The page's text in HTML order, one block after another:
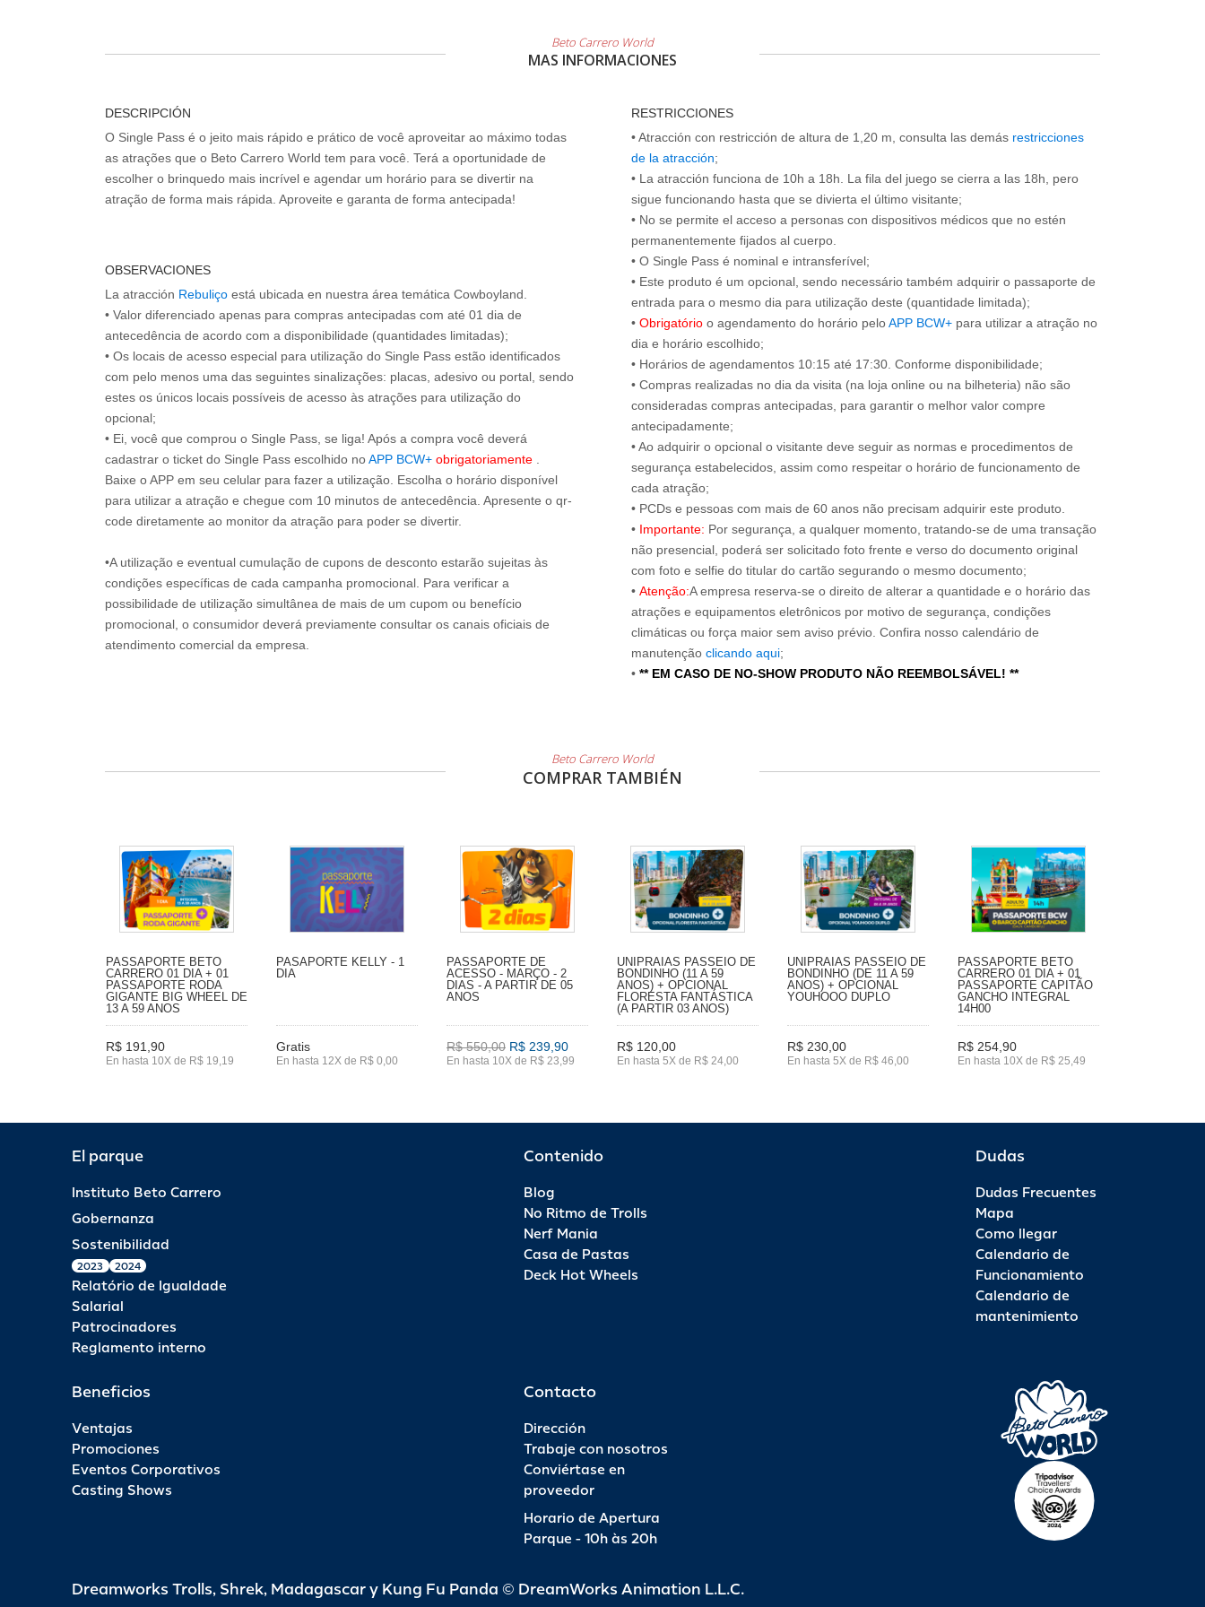
Beto Carrero World
MAS INFORMACIONES
DESCRIPCIÓN
O Single Pass é o jeito mais rápido e prático de você aproveitar ao máximo todas
as atrações que o Beto Carrero World tem para você. Terá a oportunidade de
escolher o brinquedo mais incrível e agendar um horário para se divertir na
atração de forma mais rápida. Aproveite e garanta de forma antecipada!
OBSERVACIONES
La atracción Rebuliço está ubicada en nuestra área temática Cowboyland.
• Valor diferenciado apenas para compras antecipadas com até 01 dia de
antecedência de acordo com a disponibilidade (quantidades limitadas);
• Os locais de acesso especial para utilização do Single Pass estão identificados
com pelo menos uma das seguintes sinalizações: placas, adesivo ou portal, sendo
estes os únicos locais possíveis de acesso às atrações para utilização do
opcional;
• Ei, você que comprou o Single Pass, se liga! Após a compra você deverá
cadastrar o ticket do Single Pass escolhido noAPP BCW+ obrigatoriamente
Baixe o APP em seu celular para fazer a utilização. Escolha o horário disponível
para utilizar a atração e chegue com 10 minutos de antecedência. Apresente o qr-
code diretamente ao monitor da atração para poder se divertir.
•A utilização e eventual cumulação de cupons de desconto estarão sujeitas às
condições específicas de cada campanha promocional. Para verificar a
possibilidade de utilização simultânea de mais de um cupom ou benefício
promocional, o consumidor deverá previamente consultar os canais oficiais de
atendimento comercial da empresa.
RESTRICCIONES
• Atracción con restricción de altura de 1,20 m, consulta las demás restricciones
de la atracción;
• La atracción funciona de 10h a 18h. La fila del juego se cierra a las 18h, pero
sigue funcionando hasta que se divierta el último visitante;
• No se permite el acceso a personas con dispositivos médicos que no estén
permanentemente fijados al cuerpo.
• O Single Pass é nominal e intransferível;
• Este produto é um opcional, sendo necessário também adquirir o passaporte de
entrada para o mesmo dia para utilização deste (quantidade limitada);
• Obrigatório o agendamento do horário peloAPP BCW+ para utilizar a atração no
dia e horário escolhido;
• Horários de agendamentos 10:15 até 17:30. Conforme disponibilidade;
• Compras realizadas no dia da visita (na loja online ou na bilheteria) não são
consideradas compras antecipadas, para garantir o melhor valor compre
antecipadamente;
• Ao adquirir o opcional o visitante deve seguir as normas e procedimentos de
segurança estabelecidos, assim como respeitar o horário de funcionamento de
cada atração;
• PCDs e pessoas com mais de 60 anos não precisam adquirir este produto.
• Importante: Por segurança, a qualquer momento, tratando-se de uma transação
não presencial, poderá ser solicitado foto frente e verso do documento original
com foto e selfie do titular do cartão segurando o mesmo documento;
• Atenção:A empresa reserva-se o direito de alterar a quantidade e o horário das
atrações e equipamentos eletrônicos por motivo de segurança, condições
climáticas ou força maior sem aviso prévio. Confira nosso calendário de
manutenção clicando aqui;
• ** EM CASO DE NO-SHOW PRODUTO NÃO REEMBOLSÁVEL! **
Beto Carrero World
COMPRAR TAMBIÉN
PASSAPORTE BETO
CARRERO 01 DIA + 01
PASSAPORTE RODA
GIGANTE BIG WHEEL DE
13 A 59 ANOS
R$ 191,90
En hasta 10X de R$ 19,19
PASAPORTE KELLY - 1
DIA
Gratis
En hasta 12X de R$ 0,00
PASSAPORTE DE
ACESSO - MARÇO - 2
DIAS - A PARTIR DE 05
ANOS
R$ 550,00 R$ 239,90
En hasta 10X de R$ 23,99
UNIPRAIAS PASSEIO DE
BONDINHO (11 A 59
ANOS) + OPCIONAL
FLORESTA FANTÁSTICA
(A PARTIR 03 ANOS)
R$ 120,00
En hasta 5X de R$ 24,00
UNIPRAIAS PASSEIO DE
BONDINHO (DE 11 A 59
ANOS) + OPCIONAL
YOUHOOO DUPLO
R$ 230,00
En hasta 5X de R$ 46,00
PASSAPORTE BETO
CARRERO 01 DIA + 01
PASSAPORTE CAPITÃO
GANCHO INTEGRAL
14H00
R$ 254,90
En hasta 10X de R$ 25,49
El parque
Instituto Beto Carrero
Gobernanza
Sostenibilidad
2023 2024
Relatório de Igualdade
Salarial
Patrocinadores
Reglamento interno
Contenido
Blog
No Ritmo de Trolls
Nerf Mania
Casa de Pastas
Deck Hot Wheels
Dudas
Dudas Frecuentes
Mapa
Como llegar
Calendario de
Funcionamiento
Calendario de
mantenimiento
Beneficios
Ventajas
Promociones
Eventos Corporativos
Casting Shows
Contacto
Dirección
Trabaje con nosotros
Conviértase en
proveedor
Horario de Apertura
Parque - 10h às 20h
Dreamworks Trolls, Shrek, Madagascar y Kung Fu Panda © DreamWorks Animation L.L.C.